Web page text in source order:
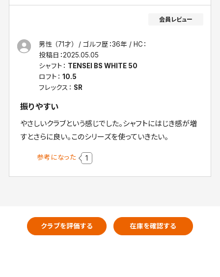
男性 （71才） ゴルフ歴：36年
HC：
投稿日：2025.05.05
シャフト： TENSEI BS WHITE 50
ロフト： 10.5
フレックス： SR
振りやすい
やさしいクラブという感じでした。シャフトにはじき感が増
すとさらに良い。このシリーズを使っていきたい。
参考になった 1
クラブを評価する 在庫を確認する